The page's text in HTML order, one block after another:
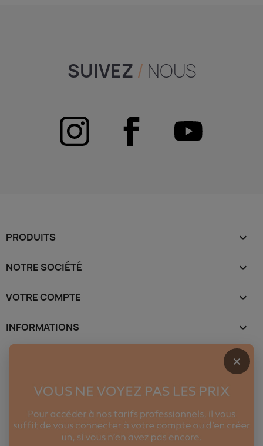
SUIVEZ / NOUS
PRODUITS 
NOTRE SOCIÉTÉ 
VOTRE COMPTE 
INFORMATIONS keyboard_arrow_down
×